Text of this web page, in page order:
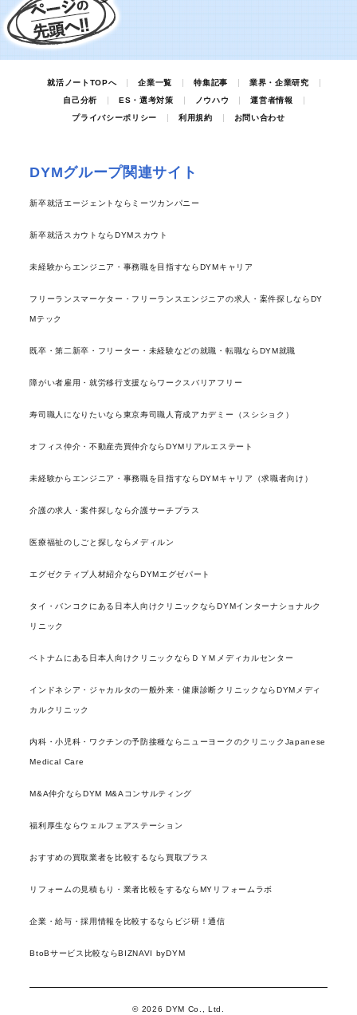
就活ノートTOPへ 企業一覧 特集記事
業界・企業研究
自己分析
ES・選考対策 ノウハウ
運営者情報
プライバシーポリシー
利用規約 お問い合わせ
DYMグループ関連サイト
新卒就活エージェントならミーツカンパニー
新卒就活スカウトならDYMスカウト
未経験からエンジニア・事務職を目指すならDYMキャリア
フリーランスマーケター・フリーランスエンジニアの求人・案件探しならDY
Mテック
既卒・第二新卒・フリーター・未経験などの就職・転職ならDYM就職
障がい者雇用・就労移行支援ならワークスバリアフリー
寿司職人になりたいなら東京寿司職人育成アカデミー（スシショク）
オフィス仲介・不動産売買仲介ならDYMリアルエステート
未経験からエンジニア・事務職を目指すならDYMキャリア（求職者向け）
介護の求人・案件探しなら介護サーチプラス
医療福祉のしごと探しならメディルン
エグゼクティブ人材紹介ならDYMエグゼパート
タイ・バンコクにある日本人向けクリニックならDYMインターナショナルク
リニック
ベトナムにある日本人向けクリニックならＤＹＭメディカルセンター
インドネシア・ジャカルタの一般外来・健康診断クリニックならDYMメディ
カルクリニック
内科・小児科・ワクチンの予防接種ならニューヨークのクリニックJapanese
Medical Care
M&A仲介ならDYM M&Aコンサルティング
福利厚生ならウェルフェアステーション
おすすめの買取業者を比較するなら買取プラス
リフォームの見積もり・業者比較をするならMYリフォームラボ
企業・給与・採用情報を比較するならビジ研！通信
BtoBサービス比較ならBIZNAVI byDYM
© 2026 DYM Co., Ltd.